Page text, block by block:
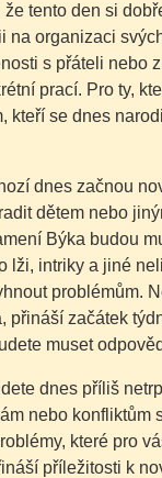
tento den si
organizaci
s přáteli nebo
prací. Pro ty,
se dnes
dnes začnou
dětem nebo
Býka budou
intriky a jiné
problémům.
přináší začátek
muset
dnes příliš
nebo
které pro
příležitosti k